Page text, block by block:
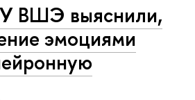
ВШЭ выяснили,
эмоциями